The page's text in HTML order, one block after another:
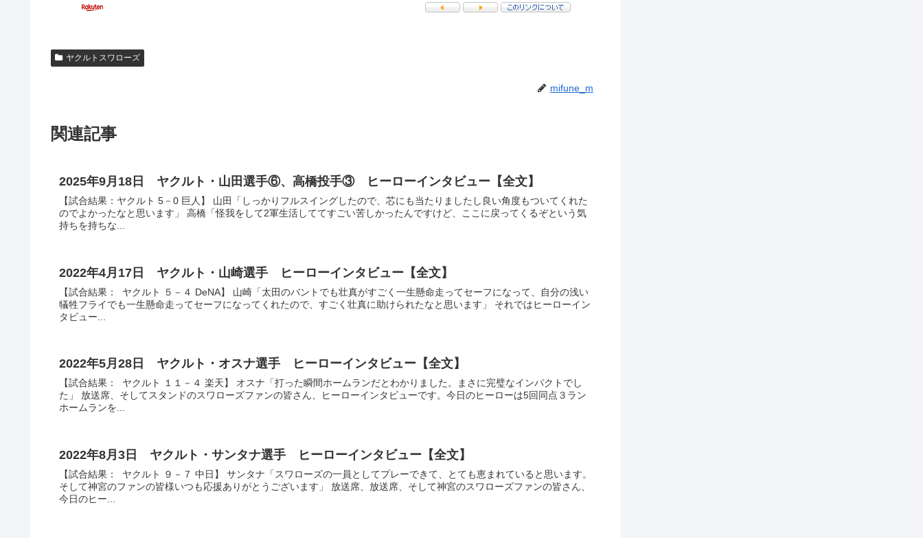
ヤクルトスワローズ
mifune_m
関連記事
2025年9月18日 ヤクルト・山田選手⑥、高橋投手③ ヒーローインタビュー【全文】
【試合結果：ヤクルト 5－0 巨人】 山田「しっかりフルスイングしたので、芯にも当たりましたし良い角度もついてくれた
のでよかったなと思います」 高橋「怪我をして2軍生活しててすごい苦しかったんですけど、ここに戻ってくるぞという気
持ちを持ちな...
2022年4月17日 ヤクルト・山崎選手 ヒーローインタビュー【全文】
【試合結果： ヤクルト ５－４ DeNA】 山崎「太田のバントでも壮真がすごく一生懸命走ってセーフになって、自分の浅い
犠牲フライでも一生懸命走ってセーフになってくれたので、すごく壮真に助けられたなと思います」 それではヒーローイン
タビュー...
2022年5月28日 ヤクルト・オスナ選手 ヒーローインタビュー【全文】
【試合結果： ヤクルト １１－４ 楽天】 オスナ「打った瞬間ホームランだとわかりました。まさに完璧なインパクトでし
た」 放送席、そしてスタンドのスワローズファンの皆さん、ヒーローインタビューです。今日のヒーローは5回同点３ラン
ホームランを...
2022年8月3日 ヤクルト・サンタナ選手 ヒーローインタビュー【全文】
【試合結果： ヤクルト ９－７ 中日】 サンタナ「スワローズの一員としてプレーできて、とても恵まれていると思います。
そして神宮のファンの皆様いつも応援ありがとうございます」 放送席、放送席、そして神宮のスワローズファンの皆さん、
今日のヒー...